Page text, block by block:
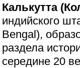
Калькутта
индийского
Bengal),
раздела
середине 20